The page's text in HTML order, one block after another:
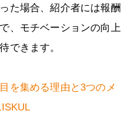
た場合、紹介者には報酬
、モチベーションの向上
できます。
を集める理由と3つのメ